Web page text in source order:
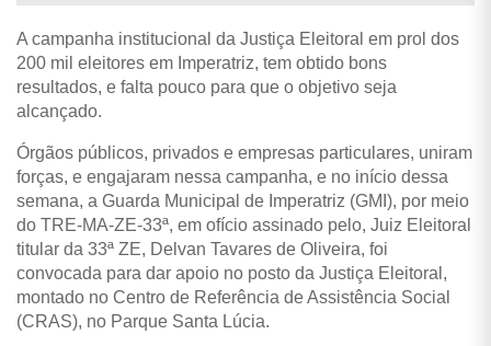
A campanha institucional da Justiça Eleitoral em prol dos
200 mil eleitores em Imperatriz, tem obtido bons
resultados, e falta pouco para que o objetivo seja
alcançado.
Órgãos públicos, privados e empresas particulares, uniram
forças, e engajaram nessa campanha, e no início dessa
semana, a Guarda Municipal de Imperatriz (GMI), por meio
do TRE-MA-ZE-33ª, em ofício assinado pelo, Juiz Eleitoral
titular da 33ª ZE, Delvan Tavares de Oliveira, foi
convocada para dar apoio no posto da Justiça Eleitoral,
montado no Centro de Referência de Assistência Social
(CRAS), no Parque Santa Lúcia.